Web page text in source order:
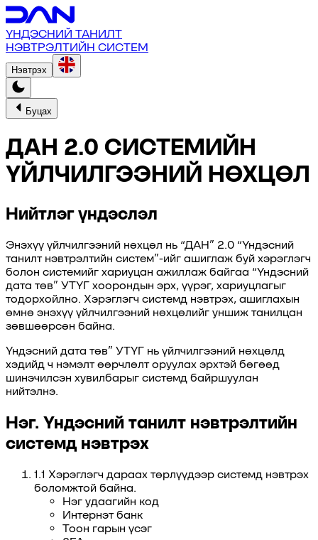
ҮНДЭСНИЙ ТАНИЛТ
НЭВТРЭЛТИЙН СИСТЕМ
Нэвтрэх
Буцах
ДАН 2.0 СИСТЕМИЙН
ҮЙЛЧИЛГЭЭНИЙ НӨХЦӨЛ
Нийтлэг үндэслэл
Энэхүү үйлчилгээний нөхцөл нь “ДАН” 2.0 “Үндэсний
танилт нэвтрэлтийн систем”-ийг ашиглаж буй хэрэглэгч
болон системийг хариуцан ажиллаж байгаа “Үндэсний
дата төв” УТҮГ хоорондын эрх, үүрэг, хариуцлагыг
тодорхойлно. Хэрэглэгч системд нэвтрэх, ашиглахын
өмнө энэхүү үйлчилгээний нөхцөлийг уншиж танилцан
зөвшөөрсөн байна.
Үндэсний дата төв” УТҮГ нь үйлчилгээний нөхцөлд
хэдийд ч нэмэлт өөрчлөлт оруулах эрхтэй бөгөөд
шинэчилсэн хувилбарыг системд байршуулан
нийтэлнэ.
Нэг. Үндэсний танилт нэвтрэлтийн
системд нэвтрэх
1.1 Хэрэглэгч дараах төрлүүдээр системд нэвтрэх
боломжтой байна.
Нэг удаагийн код
Интернэт банк
Тоон гарын үсэг